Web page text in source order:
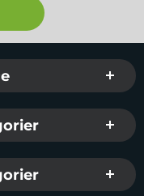
länkar